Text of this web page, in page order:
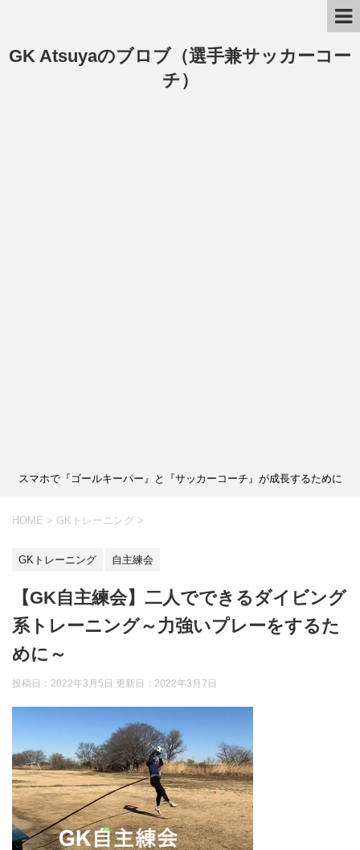
GK Atsuyaのブロブ（選手兼サッカーコー
チ）
スマホで『ゴールキーパー』と『サッカーコーチ』が成長するために
HOME > GKトレーニング >
GKトレーニング 自主練会
【GK自主練会】二人でできるダイビング
系トレーニング～力強いプレーをするた
めに～
投稿日：2022年3月5日 更新日： 2022年3月7日